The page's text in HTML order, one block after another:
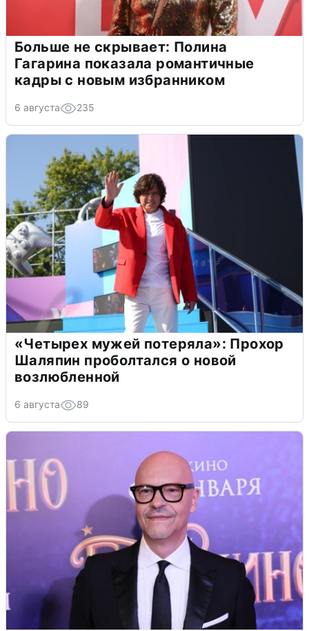
Больше не скрывает: Полина
Гагарина показала романтичные
кадры с новым избранником
6 августа 235
«Четырех мужей потеряла»: Прохор
Шаляпин проболтался о новой
возлюбленной
6 августа 89